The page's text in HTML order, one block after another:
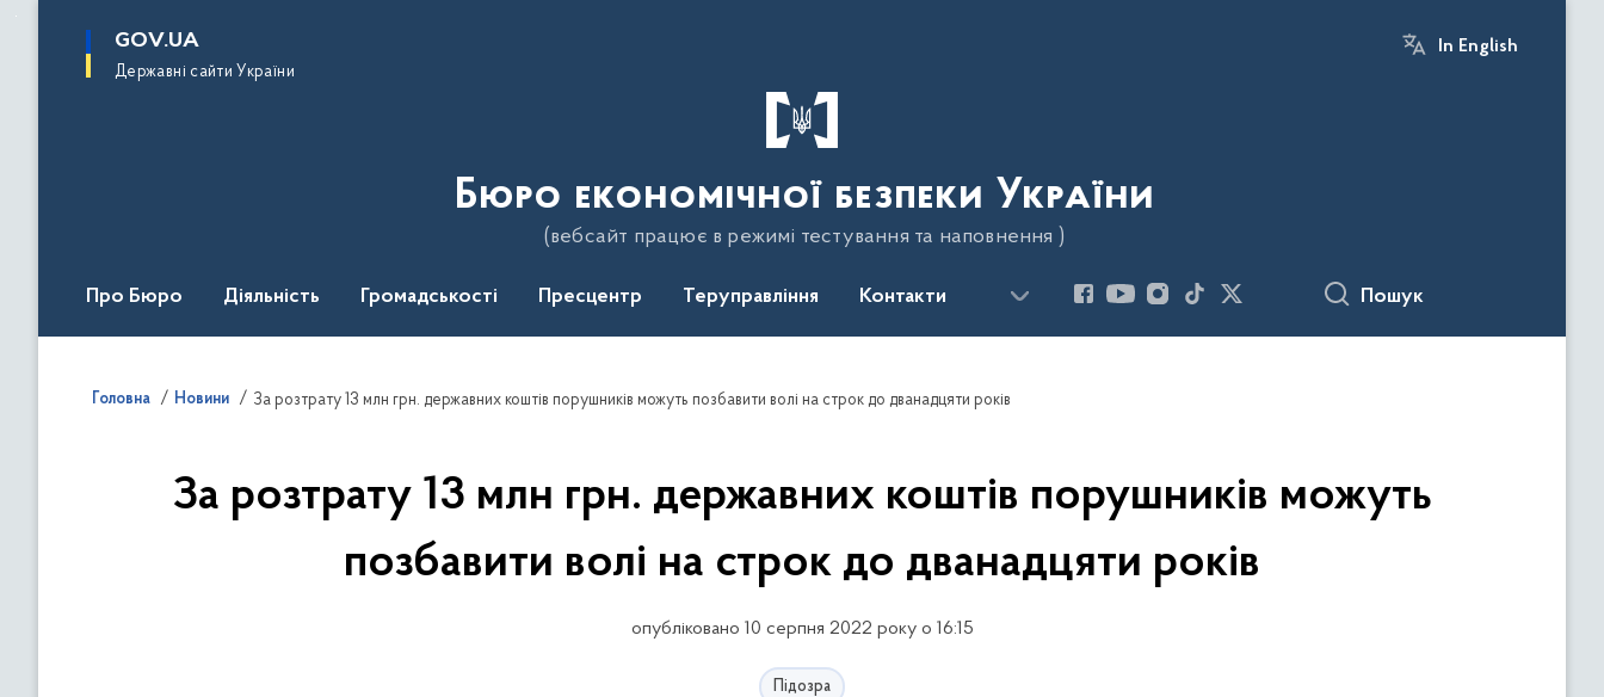
основного
GOV.UA
Державні сайти України
In English
Бюро економічної безпеки України
(вебсайт працює в режимі тестування та наповнення )
Про Бюро Діяльність Громадськості Пресцентр Теруправління Контакти Пошук
Головна Новини За розтрату 13 млн грн. державних коштів порушників можуть позбавити волі на строк до дванадцяти років
За розтрату 13 млн грн. державних коштів порушників можуть
позбавити волі на строк до дванадцяти років
опубліковано 10 серпня 2022 року о 16:15
Підозра